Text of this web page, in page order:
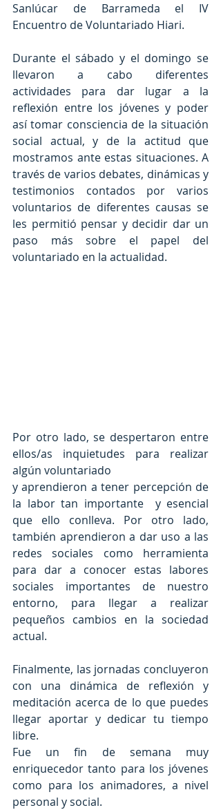
Sanlúcar de Barrameda el IV
Encuentro de Voluntariado Hiari.
Durante el sábado y el domingo se
llevaron a cabo diferentes
actividades para dar lugar a la
reflexión entre los jóvenes y poder
así tomar consciencia de la situación
social actual, y de la actitud que
mostramos ante estas situaciones. A
través de varios debates, dinámicas y
testimonios contados por varios
voluntarios de diferentes causas se
les permitió pensar y decidir dar un
paso más sobre el papel del
voluntariado en la actualidad.
Por otro lado, se despertaron entre
ellos/as inquietudes para realizar
algún voluntariado
y aprendieron a tener percepción de
la labor tan importante  y esencial
que ello conlleva. Por otro lado,
también aprendieron a dar uso a las
redes sociales como herramienta
para dar a conocer estas labores
sociales importantes de nuestro
entorno, para llegar a realizar
pequeños cambios en la sociedad
actual.
Finalmente, las jornadas concluyeron
con una dinámica de reflexión y
meditación acerca de lo que puedes
llegar aportar y dedicar tu tiempo
libre.
Fue un fin de semana muy
enriquecedor tanto para los jóvenes
como para los animadores, a nivel
personal y social.